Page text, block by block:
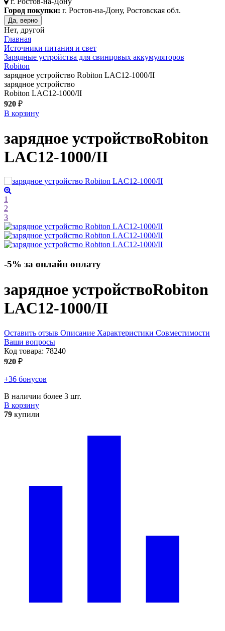
Город покупки: г. Ростов-на-Дону, Ростовская обл.
Да, верно
Нет, другой
Главная
Источники питания и свет
Зарядные устройства для свинцовых аккумуляторов
Robiton
зарядное устройство Robiton LAC12-1000/II
зарядное устройство
Robiton LAC12-1000/II
920 ₽
В корзину
зарядное устройствоRobiton
LAC12-1000/II
1
2
3
-5% за онлайн оплату
зарядное устройствоRobiton
LAC12-1000/II
Оставить отзыв Описание Характеристики Совместимости
Ваши вопросы
Код товара: 78240
920 ₽
+36 бонусов
В наличии более 3 шт.
В корзину
79 купили